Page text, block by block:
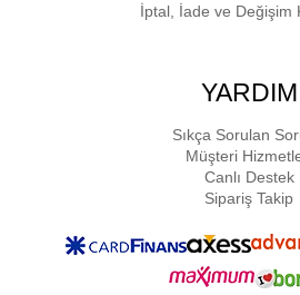
İptal, İade ve Değişim
YARDIM
Sıkça Sorulan
Müşteri
Canlı Destek
Sipariş Takip